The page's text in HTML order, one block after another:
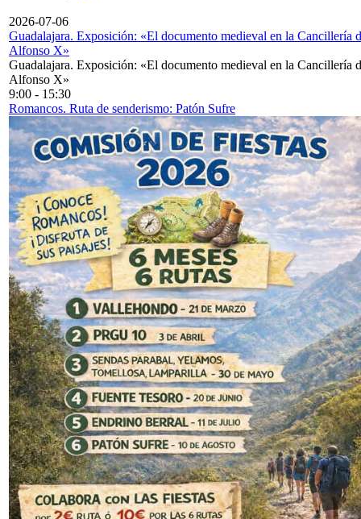
2026-07-06
Guadalajara. Exposición: «El documento medieval en la Cancillería
Alfonso X»
Guadalajara. Exposición: «El documento medieval en la Cancillería
Alfonso X»
9:00 - 15:30
Romancos. Ruta de senderismo: Patón Sufre